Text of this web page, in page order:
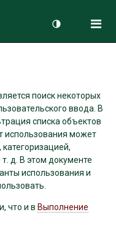
поиск некоторых
ввода. В
списка объектов
использования может
д. В этом документе
использования и
что и в Выполнение